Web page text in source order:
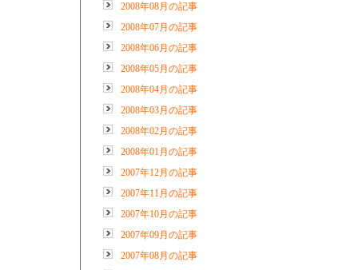
2008年08月の記事
2008年07月の記事
2008年06月の記事
2008年05月の記事
2008年04月の記事
2008年03月の記事
2008年02月の記事
2008年01月の記事
2007年12月の記事
2007年11月の記事
2007年10月の記事
2007年09月の記事
2007年08月の記事